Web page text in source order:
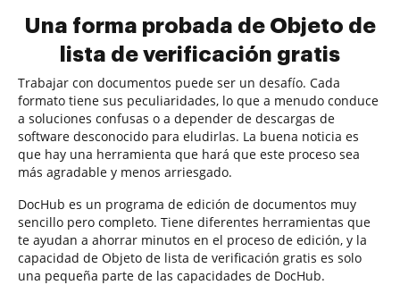
Una forma probada de Objeto de
lista de verificación gratis
Trabajar con documentos puede ser un desafío. Cada
formato tiene sus peculiaridades, lo que a menudo conduce
a soluciones confusas o a depender de descargas de
software desconocido para eludirlas. La buena noticia es
que hay una herramienta que hará que este proceso sea
más agradable y menos arriesgado.
DocHub es un programa de edición de documentos muy
sencillo pero completo. Tiene diferentes herramientas que
te ayudan a ahorrar minutos en el proceso de edición, y la
capacidad de Objeto de lista de verificación gratis es solo
una pequeña parte de las capacidades de DocHub.